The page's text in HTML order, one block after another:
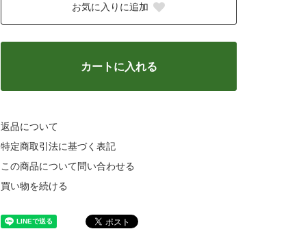
お気に入りに追加
カートに入れる
返品について
特定商取引法に基づく表記
この商品について問い合わせる
買い物を続ける